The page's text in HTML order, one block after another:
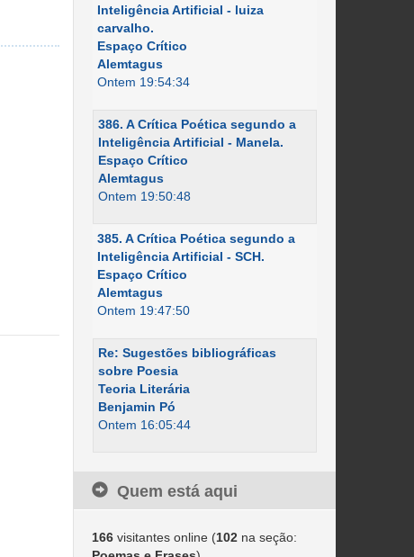
Inteligência Artificial - luiza
carvalho.
Espaço Crítico
Alemtagus
Ontem 19:54:34
386. A Crítica Poética segundo a
Inteligência Artificial - Manela.
Espaço Crítico
Alemtagus
Ontem 19:50:48
385. A Crítica Poética segundo a
Inteligência Artificial - SCH.
Espaço Crítico
Alemtagus
Ontem 19:47:50
Re: Sugestões bibliográficas
sobre Poesia
Teoria Literária
Benjamin Pó
Ontem 16:05:44
Quem está aqui
166visitantes online (102na seção: